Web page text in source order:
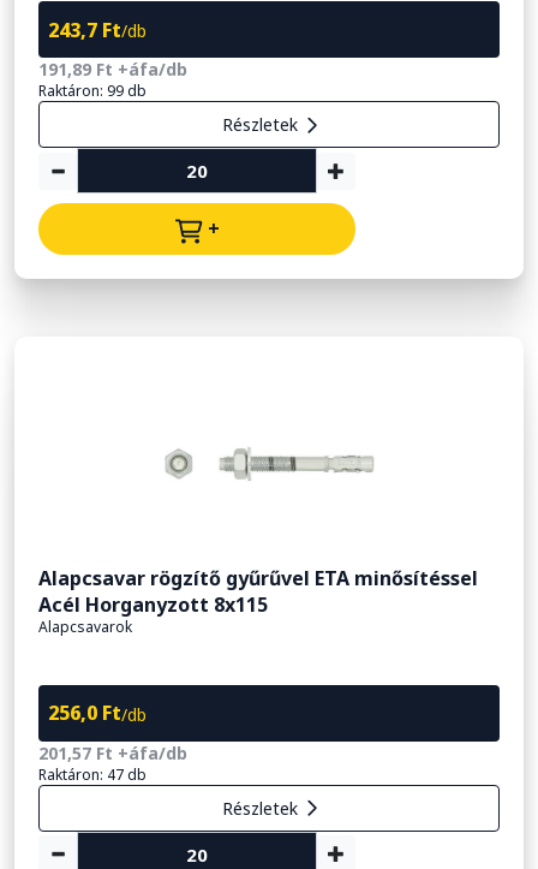
243,7 Ft/db
191,89 Ft +áfa/db
Raktáron: 99 db
Részletek
+
Alapcsavar rögzítő gyűrűvel ETA minősítéssel
Acél Horganyzott 8x115
Alapcsavarok
256,0 Ft/db
201,57 Ft +áfa/db
Raktáron: 47 db
Részletek